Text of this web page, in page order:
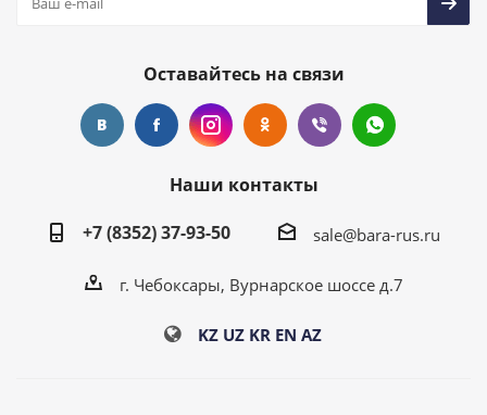
Оставайтесь на связи
Наши контакты
+7 (8352) 37-93-50
sale@bara-rus.ru
г. Чебоксары, Вурнарское шоссе д.7
KZ UZ KR EN AZ